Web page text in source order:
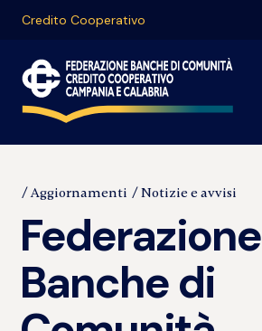
Credito Cooperativo
Aggiornamenti Notizie e avvisi
Federazione
Banche di